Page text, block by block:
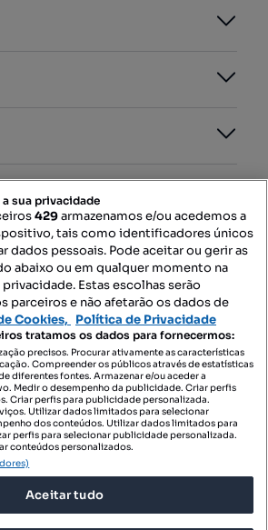
SIGA-NOS:
DESCARREGAR NA:
sua privacidade
429armazenamos e/ou acedemos a
tais como identificadores únicos
dados pessoais. Pode aceitar ou gerir as
abaixo ou em qualquer momento na
Estas escolhas serão
parceiros e não afetarão os dados de
Cookies, Política de Privacidade
tratamos os dados para fornecermos:
precisos. Procurar ativamente as características
Compreender os públicos através de estatísticas
diferentes fontes. Armazenar e/ou aceder a
Medir o desempenho da publicidade. Criar perfis
Criar perfis para publicidade personalizada.
Utilizar dados limitados para selecionar
dos conteúdos. Utilizar dados limitados para
perfis para selecionar publicidade personalizada.
conteúdos personalizados.
Aceitar tudo